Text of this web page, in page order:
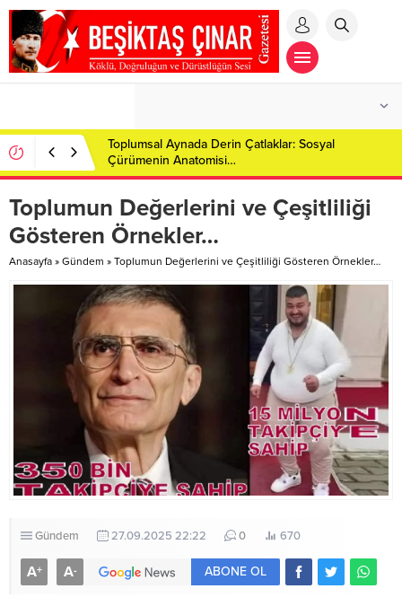
Toplumsal Aynada Derin Çatlaklar: Sosyal
Çürümenin Anatomisi…
Toplumun Değerlerini ve Çeşitliliği
Gösteren Örnekler…
Anasayfa » Gündem » Toplumun Değerlerini ve Çeşitliliği Gösteren Örnekler…
Gündem 27.09.2025 22:22 0 670
A+ A- ABONE OL